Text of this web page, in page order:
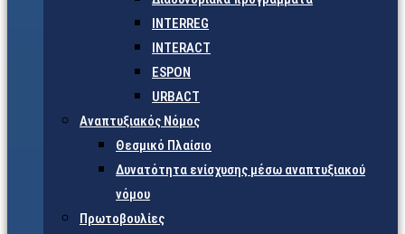
INTERREG
INTERACT
ESPON
URBACT
Αναπτυξιακός Νόμος
Θεσμικό Πλαίσιο
Δυνατότητα ενίσχυσης μέσω αναπτυξιακού
νόμου
Πρωτοβουλίες